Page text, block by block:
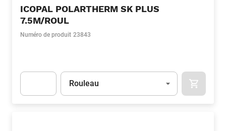
ICOPAL POLARTHERM SK PLUS
7.5M/ROUL
Numéro de produit 23843
Unité
Rouleau